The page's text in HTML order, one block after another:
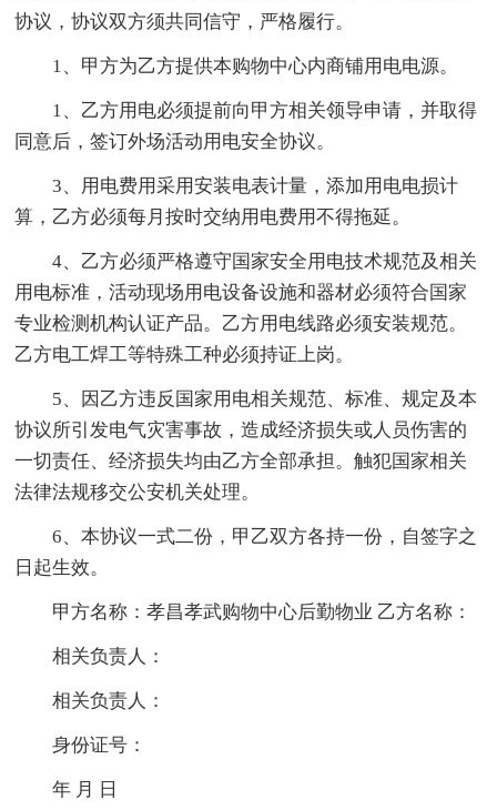
协议，协议双方须共同信守，严格履行。
1、甲方为乙方提供本购物中心内商铺用电电源。
1、乙方用电必须提前向甲方相关领导申请，并取得
同意后，签订外场活动用电安全协议。
3、用电费用采用安装电表计量，添加用电电损计
算，乙方必须每月按时交纳用电费用不得拖延。
4、乙方必须严格遵守国家安全用电技术规范及相关
用电标准，活动现场用电设备设施和器材必须符合国家
专业检测机构认证产品。乙方用电线路必须安装规范。
乙方电工焊工等特殊工种必须持证上岗。
5、因乙方违反国家用电相关规范、标准、规定及本
协议所引发电气灾害事故，造成经济损失或人员伤害的
一切责任、经济损失均由乙方全部承担。触犯国家相关
法律法规移交公安机关处理。
6、本协议一式二份，甲乙双方各持一份，自签字之
日起生效。
甲方名称：孝昌孝武购物中心后勤物业 乙方名称：
相关负责人：
相关负责人：
身份证号：
年 月 日